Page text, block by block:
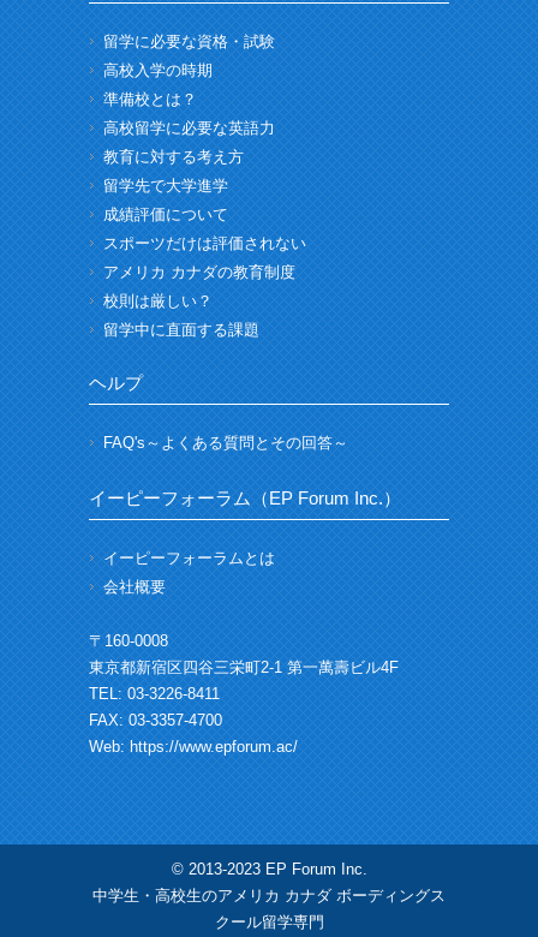
留学に必要な資格・試験
高校入学の時期
準備校とは？
高校留学に必要な英語力
教育に対する考え方
留学先で大学進学
成績評価について
スポーツだけは評価されない
アメリカ カナダの教育制度
校則は厳しい？
留学中に直面する課題
ヘルプ
FAQ's～よくある質問とその回答～
イーピーフォーラム（EP Forum Inc.）
イーピーフォーラムとは
会社概要
〒160-0008
東京都新宿区四谷三栄町2-1 第一萬壽ビル4F
TEL: 03-3226-8411
FAX: 03-3357-4700
Web: https://www.epforum.ac/
© 2013-2023 EP Forum Inc.
中学生・高校生のアメリカ カナダ ボーディングス
クール留学専門